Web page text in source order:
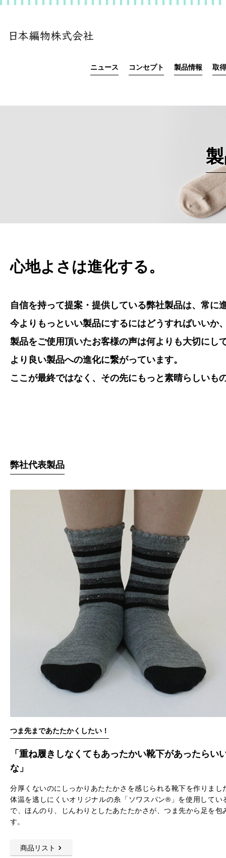
ニュース コンセプト 製品情報 取
心地よさは進化する。
自信を持って提案・提供している弊社製品は、常に
今よりもっといい製品にするにはどうすればいい
製品をご使用頂いたお客様の声は何よりも大切にし
より良い製品への進化に繋がっています。
ここが最終ではなく、その先にもっと素晴らしいも
弊社代表製品
つま先まであたたかくしたい！
「重ね履きしなくてもあったかい靴下があったらい
な」
分厚くないのにしっかりあたたかさを感じられる靴下を作りまし
体温を逃しにくいオリジナルの糸「ソワスパン®」を使用してい
で、ほんのり、じんわりとしたあたたかさが、つま先から足を包
す。
商品リスト